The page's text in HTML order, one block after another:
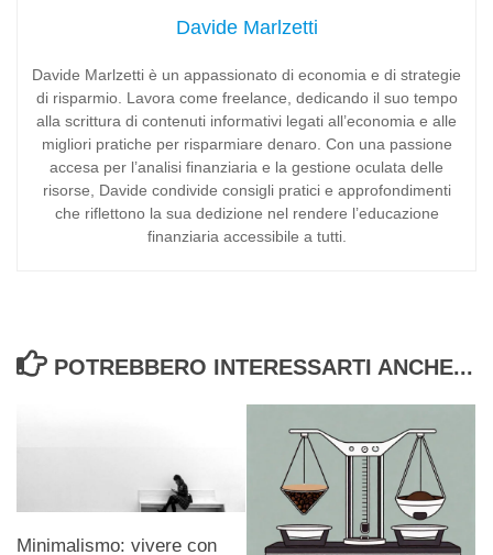
Davide Marlzetti
Davide Marlzetti è un appassionato di economia e di strategie
di risparmio. Lavora come freelance, dedicando il suo tempo
alla scrittura di contenuti informativi legati all’economia e alle
migliori pratiche per risparmiare denaro. Con una passione
accesa per l’analisi finanziaria e la gestione oculata delle
risorse, Davide condivide consigli pratici e approfondimenti
che riflettono la sua dedizione nel rendere l’educazione
finanziaria accessibile a tutti.
POTREBBERO INTERESSARTI ANCHE...
Minimalismo: vivere con